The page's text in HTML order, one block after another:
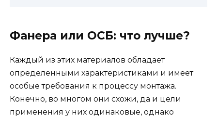
Фанера или ОСБ: что лучше?
Каждый из этих материалов обладает
определенными характеристиками и имеет
особые требования к процессу монтажа.
Конечно, во многом они схожи, да и цели
применения у них одинаковые, однако